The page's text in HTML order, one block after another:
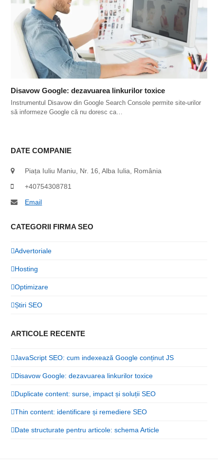
Disavow Google: dezavuarea linkurilor toxice
Instrumentul Disavow din Google Search Console permite site-urilor
să informeze Google că nu doresc ca…
DATE COMPANIE
Piața Iuliu Maniu, Nr. 16, Alba Iulia, România
+40754308781
Email
CATEGORII FIRMA SEO
Advertoriale
Hosting
Optimizare
Știri SEO
ARTICOLE RECENTE
JavaScript SEO: cum indexează Google conținut JS
Disavow Google: dezavuarea linkurilor toxice
Duplicate content: surse, impact și soluții SEO
Thin content: identificare și remediere SEO
Date structurate pentru articole: schema Article